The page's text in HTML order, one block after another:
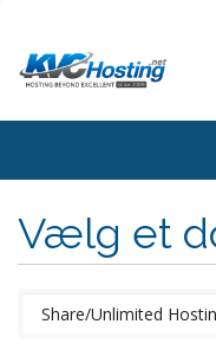
Vælg et